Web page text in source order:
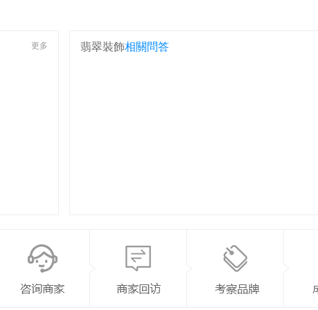
更多 翡翠裝飾相關問答